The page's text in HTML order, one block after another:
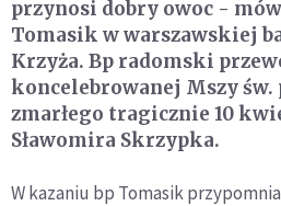
przynosi dobry owoc -
Tomasik w warszawskiej
Krzyża. Bp radomski
koncelebrowanej Mszy św.
zmarłego tragicznie 10
Sławomira Skrzypka.
W kazaniu bp Tomasik